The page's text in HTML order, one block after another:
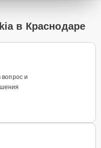
в Краснодаре
и